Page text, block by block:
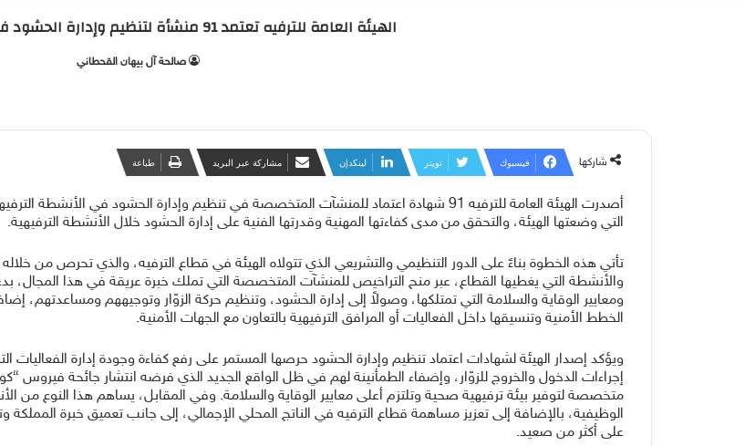
الهيئة العامة للترفيه تعتمد 91 منشأة لتنظيم وإدارة الحشود في الأنشطة الترفيهية
صالحة آل بيهان القحطاني
شاركها فيسبوك تويتر لينكدإن مشاركة عبر البريد طباعة
أصدرت الهيئة العامة للترفيه 91 شهادة اعتماد للمنشآت المتخصصة في تنظيم وإدارة الحشود في
التي وضعتها الهيئة، والتحقق من مدى كفاءتها المهنية وقدرتها الفنية على إدارة الحشود خلال الأنشطة الترفيهية.
تأتي هذه الخطوة بناءً على الدور التنظيمي والتشريعي الذي تتولاه الهيئة في قطاع الترفيه، والذي تحرص من
والأنشطة التي يغطيها القطاع، عبر منح التراخيص للمنشآت المتخصصة التي تملك خبرة عريقة في هذا المجال،
ومعايير الوقاية والسلامة التي تمتلكها، وصولاً إلى إدارة الحشود، وتنظيم حركة الزوّار وتوجيههم ومساعدتهم،
الخطط الأمنية وتنسيقها داخل الفعاليات أو المرافق الترفيهية بالتعاون مع الجهات الأمنية.
ويؤكد إصدار الهيئة لشهادات اعتماد تنظيم وإدارة الحشود حرصها المستمر على رفع كفاءة وجودة إدارة
متخصصة لتوفير بيئة ترفيهية صحية وتلتزم أعلى معايير الوقاية والسلامة. وفي المقابل، يساهم هذا النوع
الوظيفية، بالإضافة إلى تعزيز مساهمة قطاع الترفيه في الناتج المحلي الإجمالي، إلى جانب تعميق خبرة المملكة
على أكثر من صعيد.